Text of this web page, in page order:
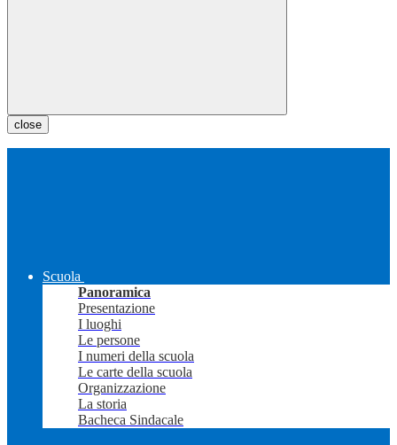
close
Scuola
Panoramica
Presentazione
I luoghi
Le persone
I numeri della scuola
Le carte della scuola
Organizzazione
La storia
Bacheca Sindacale